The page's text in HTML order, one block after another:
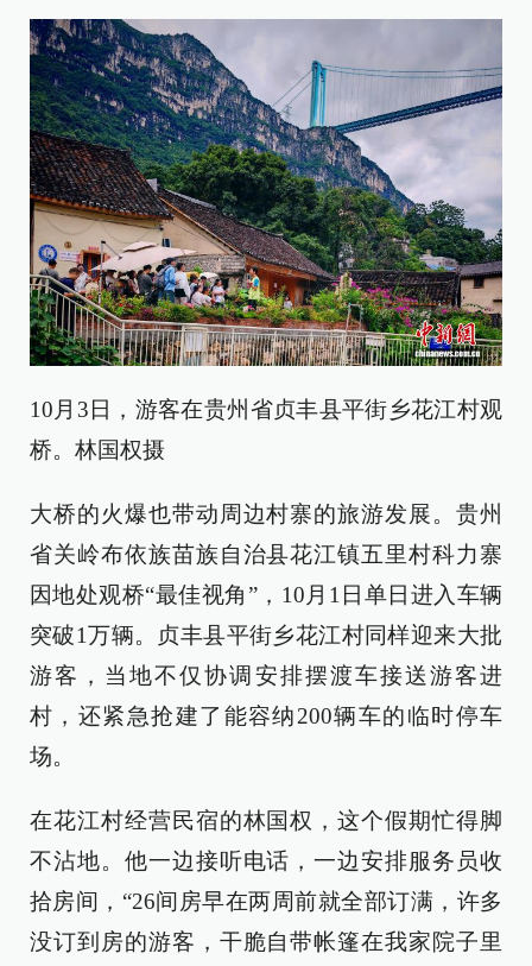
10月3日，游客在贵州省贞丰县平街乡花江村观
桥。林国权摄
大桥的火爆也带动周边村寨的旅游发展。贵州
省关岭布依族苗族自治县花江镇五里村科力寨
因地处观桥“最佳视角”，10月1日单日进入车辆
突破1万辆。贞丰县平街乡花江村同样迎来大批
游客，当地不仅协调安排摆渡车接送游客进
村，还紧急抢建了能容纳200辆车的临时停车
场。
在花江村经营民宿的林国权，这个假期忙得脚
不沾地。他一边接听电话，一边安排服务员收
拾房间，“26间房早在两周前就全部订满，许多
没订到房的游客，干脆自带帐篷在我家院子里